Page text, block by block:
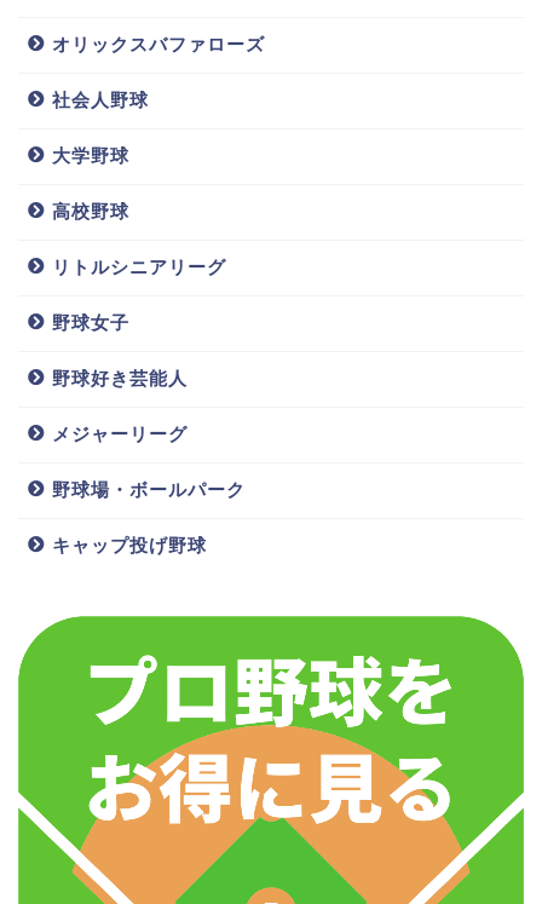
オリックスバファローズ
社会人野球
大学野球
高校野球
リトルシニアリーグ
野球女子
野球好き芸能人
メジャーリーグ
野球場・ボールパーク
キャップ投げ野球